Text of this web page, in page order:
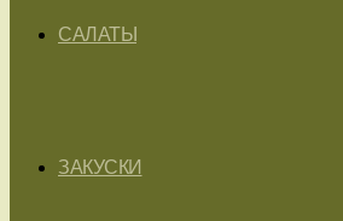
САЛАТЫ
ЗАКУСКИ